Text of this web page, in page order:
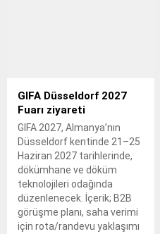
GIFA Düsseldorf 2027
Fuarı ziyareti
GIFA 2027, Almanya’nın
Düsseldorf kentinde 21–25
Haziran 2027 tarihlerinde,
dökümhane ve döküm
teknolojileri odağında
düzenlenecek. İçerik; B2B
görüşme planı, saha verimi
için rota/randevu yaklaşımı